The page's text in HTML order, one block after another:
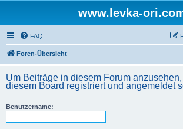
www.levka-
FAQ
Foren-Übersicht
Um Beiträge in diesem Forum
diesem Board registriert und angemeldet
Benutzername: